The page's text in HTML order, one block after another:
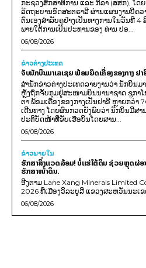
ກະຊວງສຶກສາທິການ ແລະ ກິລາ (ສສກ), ໂ
ລັດຖະບານອົດສະຕຣາລີ ຜ່ານແຜນງານບີຄວ
ຕົນເອງສຳລັບຄູຢ່າງເປັນທາງການໃນວັນທີ
ພາຍໃຕ້ການເປັນປະທານຂອງ ທ່ານ ປອ...
06/08/2026
ຂ່າວຕ່າງປະເທດ
ຈັບນັກບິນມາເລເຊຍ ພ້ອມຍຶດເຄື່ອງຂອງກາງ ຢາ
ສຳນັກຂ່າວຕ່າງປະເທດລາຍງານວ່າ ນັກບິນ
ຫຼັງຖືກຈັບກຸມຢູ່ສະໜາມບິນນານາຊາດ ຊູກາ
ຕາ ພ້ອມເຄື່ອງຂອງກາງເປັນຢາອີ ຫຼາຍກວ່າ
ເດີນທາງ ໂດຍຜົນກວດຍັງພົບວ່າ ນັກບິນມີສາ
ປະຕິບັດໜ້າທີ່ຂັບເຮືອບິນໂດຍສານ...
06/08/2026
ຂ່າວພາຍ​ໃນ
ຮັກສາສິ່ງແວດລ້ອມ! ບໍ່ແຮ່ໃຕ້ດິນ ຊ່ວຍຫຼຸດຜ່
ຮັກສາໜ້າດິນ.
ອີງຕາມ Lane Xang Minerals Limited
2026 ທີ່ເມືອງວິລະບູລີ ແຂວງສະຫວັນນະເຂ
06/08/2026